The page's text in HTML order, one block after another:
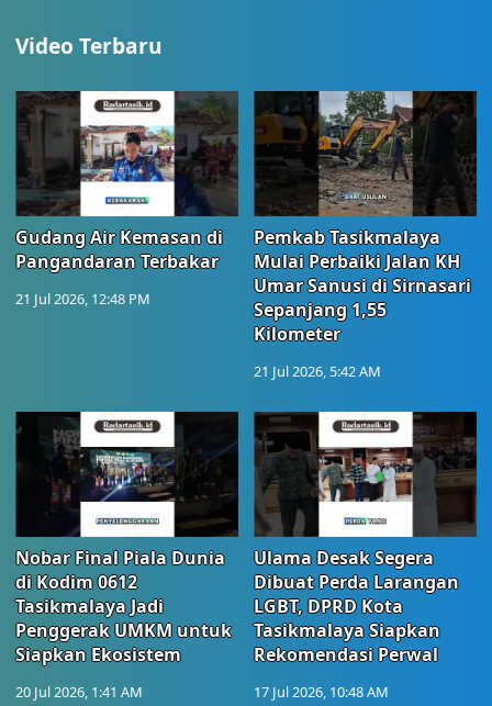
Video Terbaru
Gudang Air Kemasan di
Pangandaran Terbakar
21 Jul 2026, 12:48 PM
Pemkab Tasikmalaya
Mulai Perbaiki Jalan KH
Umar Sanusi di Sirnasari
Sepanjang 1,55
Kilometer
21 Jul 2026, 5:42 AM
Nobar Final Piala Dunia
di Kodim 0612
Tasikmalaya Jadi
Penggerak UMKM untuk
Siapkan Ekosistem
20 Jul 2026, 1:41 AM
Ulama Desak Segera
Dibuat Perda Larangan
LGBT, DPRD Kota
Tasikmalaya Siapkan
Rekomendasi Perwal
17 Jul 2026, 10:48 AM